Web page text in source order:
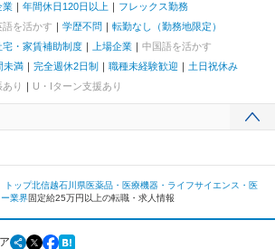
業 年間休日120日以上
フレックス勤務
語を活かす 学歴不問
転勤なし（勤務地限定）
宅・家賃補助制度 上場企業
中国語を活かす
未満 完全週休2日制 職種未経験歓迎
土日祝休み
り U・Iターン支援あり
トップ北信越石川県医薬品・医療機器・ライフサイエンス・医
業界固定給25万円以上の転職・求人情報